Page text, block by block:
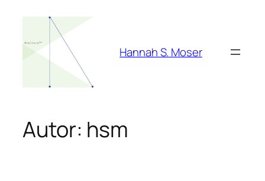
springen
Hannah S. Moser
Autor: hsm